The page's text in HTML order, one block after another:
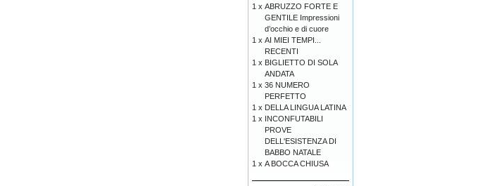
1 x ABRUZZO FORTE E
GENTILE Impressioni
d’occhio e di cuore
1 x AI MIEI TEMPI...
RECENTI
1 x BIGLIETTO DI SOLA
ANDATA
1 x 36 NUMERO
PERFETTO
1 x DELLA LINGUA LATINA
1 x INCONFUTABILI
PROVE
DELL'ESISTENZA DI
BABBO NATALE
1 x A BOCCA CHIUSA